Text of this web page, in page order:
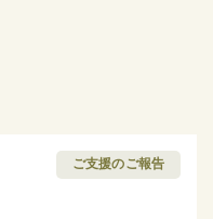
ご支援のご報告